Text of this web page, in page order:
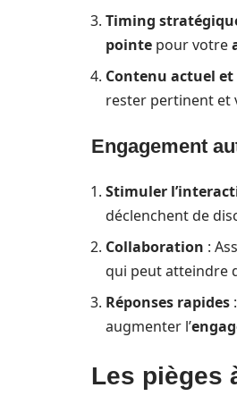
Timing
pointe pour votre
Contenu actuel
rester pertinent et
Engagement
Stimuler
déclenchent de
Collaboration :
qui peut atteindre
Réponses rapides
augmenter l’
Les pièges